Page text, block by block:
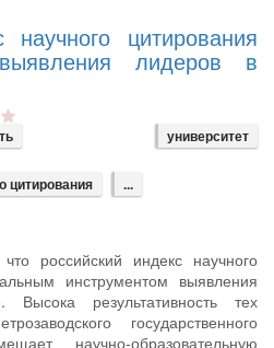
научного цитирования
лидеров в
университет
цитирования
...
российский индекс научного
инструментом выявления
Высока результативность тех
государственного
научно‐образовательную